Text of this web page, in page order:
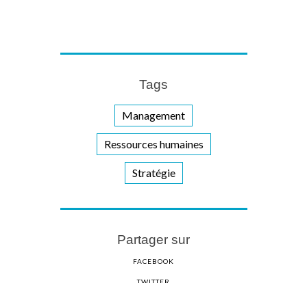
Tags
Management
Ressources humaines
Stratégie
Partager sur
FACEBOOK